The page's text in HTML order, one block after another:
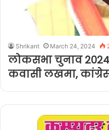
Shrikant March 24, 2024
लोकसभा चुनाव
कवासी लखमा,